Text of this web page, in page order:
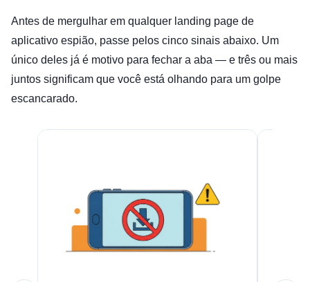
Antes de mergulhar em qualquer landing page de
aplicativo espião, passe pelos cinco sinais abaixo. Um
único deles já é motivo para fechar a aba — e três ou mais
juntos significam que você está olhando para um golpe
escancarado.